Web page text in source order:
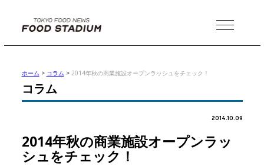
MENU
ホーム > コラム > 2014年秋の商業施設オープンラッシュをチェック！
コラム
2014.10.09
2014年秋の商業施設オープンラッ
シュをチェック！